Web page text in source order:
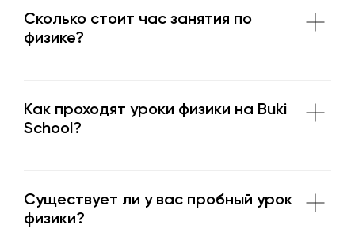
Сколько стоит час занятия по
физике?
Как проходят уроки физики на Buki
School?
Существует ли у вас пробный урок
физики?